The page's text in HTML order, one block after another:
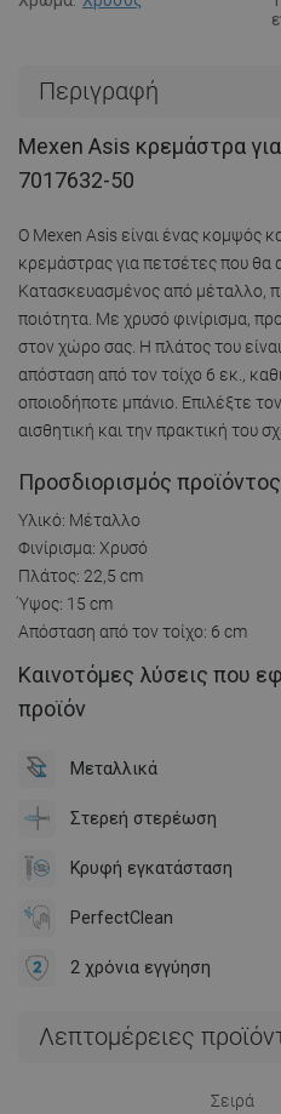
Περιγραφή
Mexen Asis κρεμάστρα
7017632-50
Ο Mexen Asis είναι ένας κομψός
κρεμάστρας για πετσέτες που θα
Κατασκευασμένος από μέταλλο,
ποιότητα. Με χρυσό φινίρισμα,
στον χώρο σας. Η πλάτος του
απόσταση από τον τοίχο 6 εκ.,
οποιοδήποτε μπάνιο. Επιλέξτε
αισθητική και την πρακτική του
Προσδιορισμός
Υλικό: Μέταλλο
Φινίρισμα: Χρυσό
Πλάτος: 22,5 cm
Ύψος: 15 cm
Απόσταση από τον τοίχο: 6 cm
Καινοτόμες λύσεις που
προϊόν
Μεταλλικά
Στερεή στερέωση
Κρυφή εγκατάσταση
PerfectClean
2 χρόνια εγγύηση
Λεπτομέρειες
Σειρά